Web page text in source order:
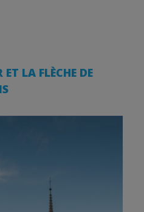
LA FLÈCHE DE